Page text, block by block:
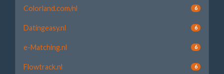
Colorland.com/nl 6
Datingeasy.nl 6
e-Matching.nl 6
Flowtrack.nl 6